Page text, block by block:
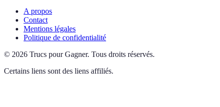
A propos
Contact
Mentions légales
Politique de confidentialité
© 2026 Trucs pour Gagner. Tous droits réservés.
Certains liens sont des liens affiliés.